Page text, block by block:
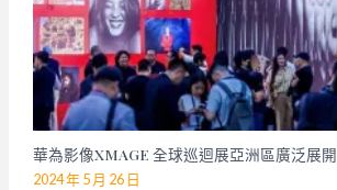
華為影像XMAGE 全球巡迴展亞洲區廣泛展開
2024 年 5 月 26 日